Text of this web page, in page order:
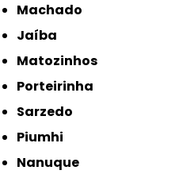
Machado
Jaíba
Matozinhos
Porteirinha
Sarzedo
Piumhi
Nanuque